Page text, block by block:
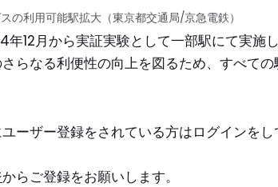
の利用可能駅拡大（東京都交通局/京急電鉄）
12月から実証実験として一部駅にて実施
らなる利便性の向上を図るため、すべての
ーザー登録をされている方はログインをし
からご登録をお願いします。